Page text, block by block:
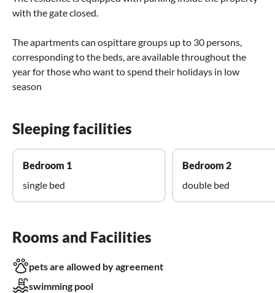
with the gate closed.
The apartments can ospittare groups up to 30 persons,
corresponding to the beds, are available throughout the
year for those who want to spend their holidays in low
season
Sleeping facilities
Bedroom 1
single bed
Bedroom 2
double bed
Rooms and Facilities
pets are allowed by agreement
swimming pool